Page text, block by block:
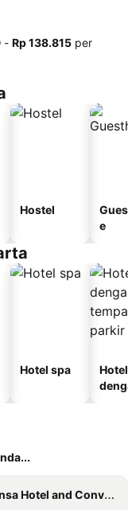
- ‎Rp 138.815 per
Hostel
e
Hotel spa
Hotel
and Convention Center